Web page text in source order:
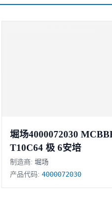
堀场4000072030 MCBBHW-
T10C64 极 6安培
制造商: 堀场
产品代码: 4000072030